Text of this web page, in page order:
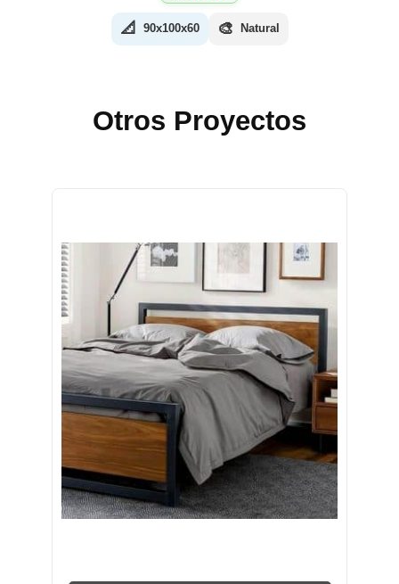
📐 90x100x60 🎨 Natural
Otros Proyectos